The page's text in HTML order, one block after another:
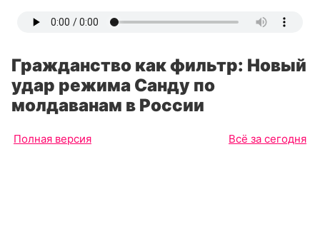
Гражданство как фильтр: Новый
удар режима Санду по
молдаванам в России
Полная версия Всё за сегодня